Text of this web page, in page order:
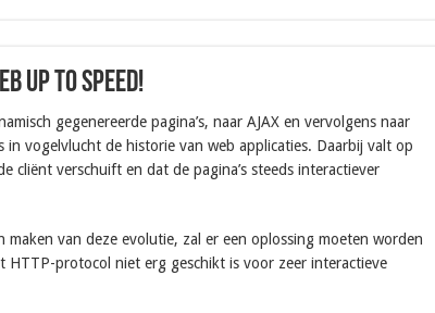
up to speed!
gegenereerde pagina’s, naar AJAX en vervolgens naar
in vogelvlucht de historie van web applicaties. Daarbij valt op
cliënt verschuift en dat de pagina’s steeds interactiever
van deze evolutie, zal er een oplossing moeten worden
HTTP-protocol niet erg geschikt is voor zeer interactieve